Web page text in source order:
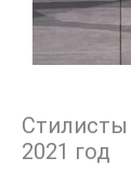
Стилисты
2021 год